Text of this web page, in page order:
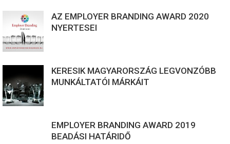
AZ EMPLOYER BRANDING AWARD 2020
NYERTESEI
KERESIK MAGYARORSZÁG LEGVONZÓBB
MUNKÁLTATÓI MÁRKÁIT
EMPLOYER BRANDING AWARD 2019
BEADÁSI HATÁRIDŐ